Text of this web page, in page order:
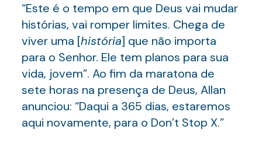
“Este é o tempo em que Deus vai mudar
histórias, vai romper limites. Chega de
viver uma [história] que não importa
para o Senhor. Ele tem planos para sua
vida, jovem”. Ao fim da maratona de
sete horas na presença de Deus, Allan
anunciou: “Daqui a 365 dias, estaremos
aqui novamente, para o Don’t Stop X.”